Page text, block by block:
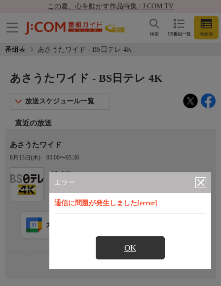
この夏、心を動かす作品特集 | J:COM TV
CS番組一覧 番組表
検索
番組表 あさうたワイド - BS日テレ 4K
エラー
通信に問題が発生しました[error]
OK
あさうたワイド - BS日テレ 4K
放送スケジュール一覧
直近の放送
あさうたワイド
8月13日(木) 05:00〜05:30
Ch.141
BS日テレ 4K
カレンダー登録